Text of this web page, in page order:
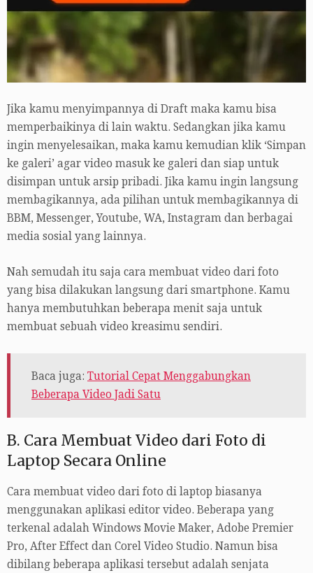
Jika kamu menyimpannya di Draft maka kamu bisa
memperbaikinya di lain waktu. Sedangkan jika kamu
ingin menyelesaikan, maka kamu kemudian klik ‘Simpan
ke galeri’ agar video masuk ke galeri dan siap untuk
disimpan untuk arsip pribadi. Jika kamu ingin langsung
membagikannya, ada pilihan untuk membagikannya di
BBM, Messenger, Youtube, WA, Instagram dan berbagai
media sosial yang lainnya.
Nah semudah itu saja cara membuat video dari foto
yang bisa dilakukan langsung dari smartphone. Kamu
hanya membutuhkan beberapa menit saja untuk
membuat sebuah video kreasimu sendiri.
Baca juga: Tutorial Cepat Menggabungkan
Beberapa Video Jadi Satu
B. Cara Membuat Video dari Foto di
Laptop Secara Online
Cara membuat video dari foto di laptop biasanya
menggunakan aplikasi editor video. Beberapa yang
terkenal adalah Windows Movie Maker, Adobe Premier
Pro, After Effect dan Corel Video Studio. Namun bisa
dibilang beberapa aplikasi tersebut adalah senjata